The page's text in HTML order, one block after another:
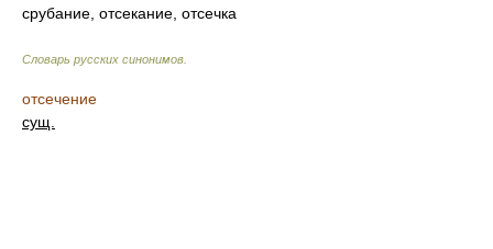
срубание, отсекание, отсечка
Словарь русских синонимов
отсечение
сущ.